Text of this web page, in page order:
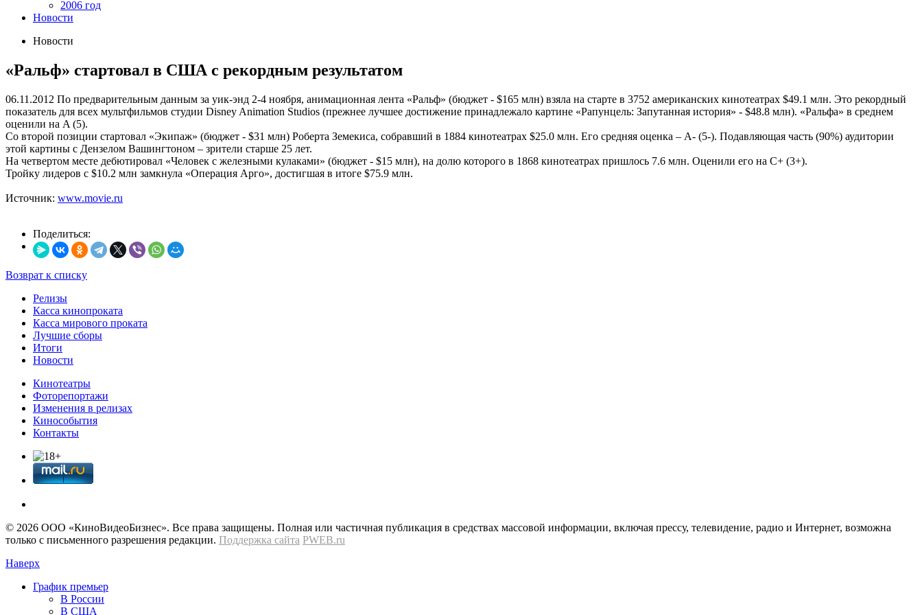
2006 год
Новости
Новости
«Ральф» стартовал в США с рекордным результатом
06.11.2012 По предварительным данным за уик-энд 2-4 ноября, анимационная лента «Ральф» (бюджет - $165 млн) взяла на старте в 3752 американских кинотеатрах $49.1 млн. Это рекордный
показатель для всех мультфильмов студии Disney Animation Studios (прежнее лучшее достижение принадлежало картине «Рапунцель: Запутанная история» - $48.8 млн). «Ральфа» в среднем
оценили на A (5).
Со второй позиции стартовал «Экипаж» (бюджет - $31 млн) Роберта Земекиса, собравший в 1884 кинотеатрах $25.0 млн. Его средняя оценка – A- (5-). Подавляющая часть (90%) аудитории
этой картины с Дензелом Вашингтоном – зрители старше 25 лет.
На четвертом месте дебютировал «Человек с железными кулаками» (бюджет - $15 млн), на долю которого в 1868 кинотеатрах пришлось 7.6 млн. Оценили его на C+ (3+).
Тройку лидеров с $10.2 млн замкнула «Операция Арго», достигшая в итоге $75.9 млн.
Источник: www.movie.ru
Поделиться:
Возврат к списку
Релизы
Касса кинопроката
Касса мирового проката
Лучшие сборы
Итоги
Новости
Кинотеатры
Фоторепортажи
Изменения в релизах
Кинособытия
Контакты
© 2026 OOО «КиноВидеоБизнес». Все права защищены. Полная или частичная публикация в средствах массовой информации, включая прессу, телевидение, радио и Интернет, возможна
только с письменного разрешения редакции. Поддержка сайта PWEB.ru
Наверх
График премьер
В России
В США